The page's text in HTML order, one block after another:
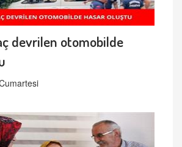
devrilen otomobilde